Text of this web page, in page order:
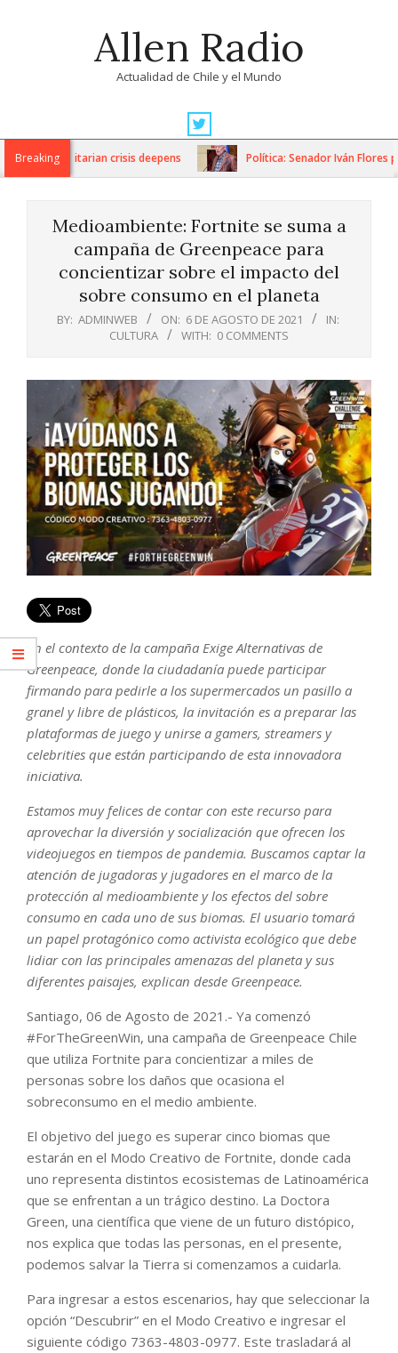
Allen Radio
Actualidad de Chile y el Mundo
Navigation
MenuBreaking
as humanitarian crisis deepens Política: Senador Iván Flores
Medioambiente: Fortnite se suma a
campaña de Greenpeace para
concientizar sobre el impacto del
sobre consumo en el planeta
BY: ADMINWEB ON: 6 DE AGOSTO DE 2021
IN:
CULTURA
WITH: 0 COMMENTS
En el contexto de la campaña Exige Alternativas de
Greenpeace, donde la ciudadanía puede participar
firmando para pedirle a los supermercados un pasillo a
granel y libre de plásticos, la invitación es a preparar las
plataformas de juego y unirse a gamers, streamers y
celebrities que están participando de esta innovadora
iniciativa.
Estamos muy felices de contar con este recurso para
aprovechar la diversión y socialización que ofrecen los
videojuegos en tiempos de pandemia. Buscamos captar la
atención de jugadoras y jugadores en el marco de la
protección al medioambiente y los efectos del sobre
consumo en cada uno de sus biomas. El usuario tomará
un papel protagónico como activista ecológico que debe
lidiar con las principales amenazas del planeta y sus
diferentes paisajes, explican desde Greenpeace.
Santiago, 06 de Agosto de 2021.- Ya comenzó
#ForTheGreenWin, una campaña de Greenpeace Chile
que utiliza Fortnite para concientizar a miles de
personas sobre los daños que ocasiona el
sobreconsumo en el medio ambiente.
El objetivo del juego es superar cinco biomas que
estarán en el Modo Creativo de Fortnite, donde cada
uno representa distintos ecosistemas de Latinoamérica
que se enfrentan a un trágico destino. La Doctora
Green, una científica que viene de un futuro distópico,
nos explica que todas las personas, en el presente,
podemos salvar la Tierra si comenzamos a cuidarla.
Para ingresar a estos escenarios, hay que seleccionar la
opción “Descubrir” en el Modo Creativo e ingresar el
siguiente código 7363-4803-0977. Este trasladará al